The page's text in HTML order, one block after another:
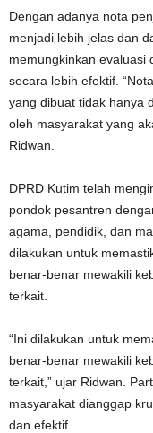
Dengan adanya nota
menjadi lebih jelas dan
memungkinkan evaluasi
secara lebih efektif.
yang dibuat tidak hanya
oleh masyarakat yang
Ridwan.
DPRD Kutim telah
pondok pesantren
agama, pendidik, dan
dilakukan untuk
benar-benar mewakili
terkait.
“Ini dilakukan untuk
benar-benar mewakili
terkait,” ujar Ridwan.
masyarakat dianggap
dan efektif.